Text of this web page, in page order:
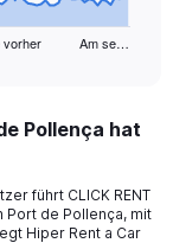
vorher Am se…
Pollença hat
führt CLICK RENT
de Pollença, mit
Hiper Rent a Car